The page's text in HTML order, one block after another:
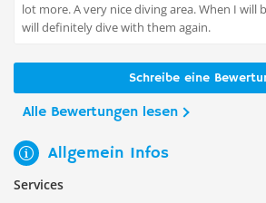
lot more. A very nice diving area. When I will
will definitely dive with them again.
Schreibe eine
Alle Bewertungen lesen
Allgemein Infos
Services